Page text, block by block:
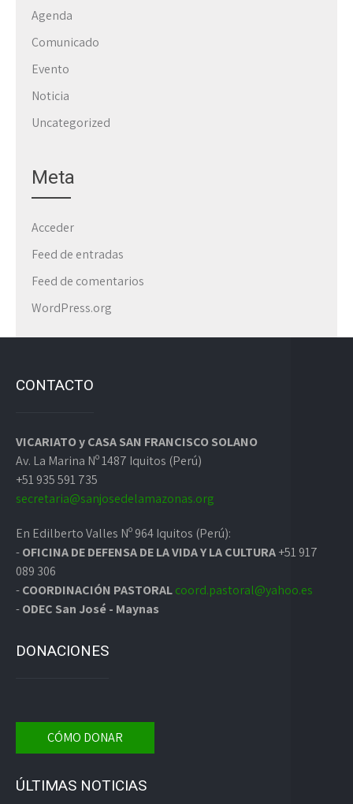
Agenda
Comunicado
Evento
Noticia
Uncategorized
Meta
Acceder
Feed de entradas
Feed de comentarios
WordPress.org
CONTACTO
VICARIATO y CASA SAN FRANCISCO SOLANO
Av. La Marina Nº 1487 Iquitos (Perú)
+51 935 591 735
secretaria@sanjosedelamazonas.org
En Edilberto Valles Nº 964 Iquitos (Perú):
-OFICINA DE DEFENSA DE LA VIDA Y LA CULTURA+51 917
089 306
-COORDINACIÓN PASTORALcoord.pastoral@yahoo.es
-ODEC San José - Maynas
DONACIONES
CÓMO DONAR
ÚLTIMAS NOTICIAS